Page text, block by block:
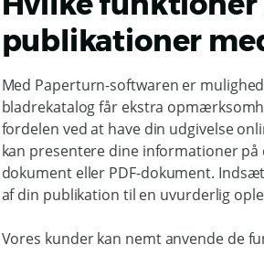
publikationer
Med Paperturn-softwaren er
bladrekatalog får ekstra
fordelen ved at have din udgivelse
kan presentere dine informationer
dokument eller PDF-dokument.
af din publikation til en uvurderlig
Vores kunder kan nemt anvende de